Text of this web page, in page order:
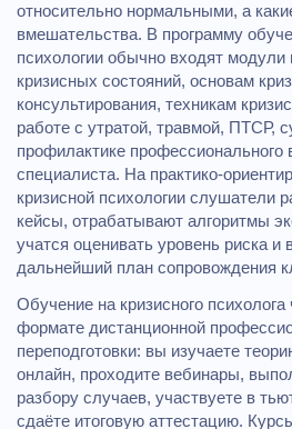
относительно нормальными, а
вмешательства. В программу
психологии обычно входят модули
кризисных состояний, основам
консультирования, техникам
работе с утратой, травмой, ПТСР,
профилактике профессионального
специалиста. На
кризисной психологии слушатели
кейсы, отрабатывают алгоритмы
учатся оценивать уровень риска и
дальнейший план сопровождения
Обучение на кризисного психолога
формате дистанционной
переподготовки: вы изучаете
онлайн, проходите вебинары,
разбору случаев, участвуете в
сдаёте итоговую аттестацию.